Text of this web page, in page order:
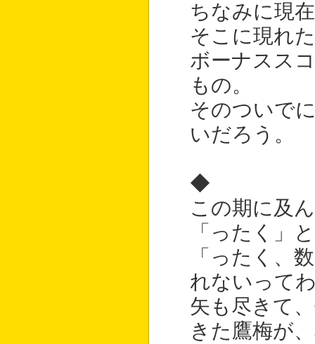
ちなみに現
そこに現れ
ボーナスス
もの。
そのついで
いだろう。
◆
この期に及
「ったく」
「ったく、
れないって
矢も尽きて
きた鷹梅が